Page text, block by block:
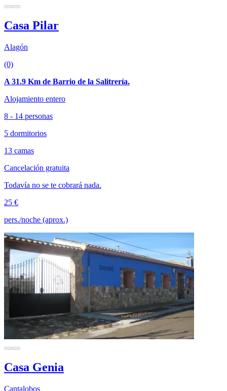
Casa Pilar
Alagón
(0)
A 31.9 Km de Barrio de la Salitrería.
Alojamiento entero
8 - 14 personas
5 dormitorios
13 camas
Cancelación gratuita
Todavía no se te cobrará nada.
25 €
pers./noche (aprox.)
Casa Genia
Cantalobos